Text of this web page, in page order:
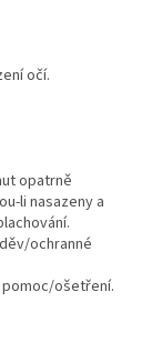
očí.
opatrně
li nasazeny a
ochranné
ošetření.